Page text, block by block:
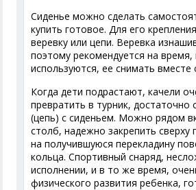
Сиденье можно сделать
купить готовое. Для его
веревку или цепи. Веревка
поэтому рекомендуется на время,
используются, ее снимать вместе
Когда дети подрастают, качели
превратить в турник, достаточно
(цепь) с сиденьем. Можно рядом
столб, надежно закрепить сверху
на получившуюся перекладину
кольца. Спортивный снаряд,
исполнении, и в то же время,
физического развития ребенка,